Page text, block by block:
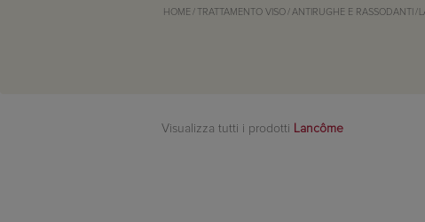
HOME / TRATTAMENTO VISO / ANTIRUGHE E RASSODANTI /
Visualizza tutti i prodotti Lancôme